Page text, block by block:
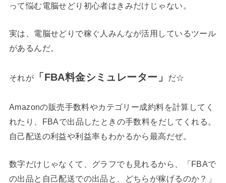
って悩む電脳せどり初心者はきみだけじゃない。
実は、電脳せどりで稼ぐ人みんなが活用しているツール
があるんだ。
それが 「FBA料金シミュレーター」 だ☆
Amazonの販売手数料やカテゴリー成約料を計算してく
れたり、FBAで出品したときの手数料をだしてくれる。
自己配送の利益や利益率もわかるから最高だぜ。
数字だけじゃなくて、グラフでも見れるから、「FBAで
の出品と自己配送での出品と、どちらが稼げるのか？」